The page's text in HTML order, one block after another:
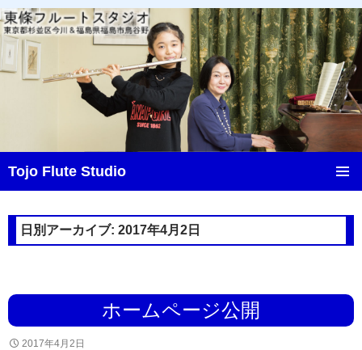
Tojo Flute Studio
テ
キ
ッ
プ
日別アーカイブ: 2017年4月2日
ホームページ公開
2017年4月2日